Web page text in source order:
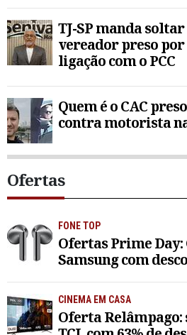
TJ-SP manda
vereador preso
ligação com o PCC
Quem é o CAC
contra motorista
Ofertas
FONE TOP
Ofertas Prime
Samsung com
CINEMA EM CASA
Oferta Relâmpago: